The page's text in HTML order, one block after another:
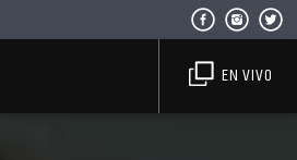
EN VIVO